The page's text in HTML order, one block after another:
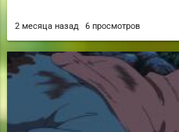
2 месяца назад 6 просмотров